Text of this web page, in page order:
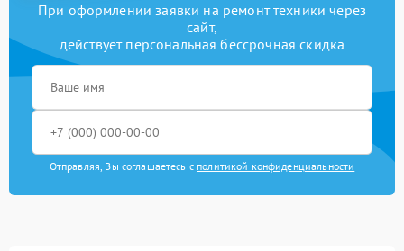
При оформлении заявки на ремонт техники через
сайт,
действует персональная бессрочная скидка
Отправляя, Вы соглашаетесь с политикой конфиденциальности